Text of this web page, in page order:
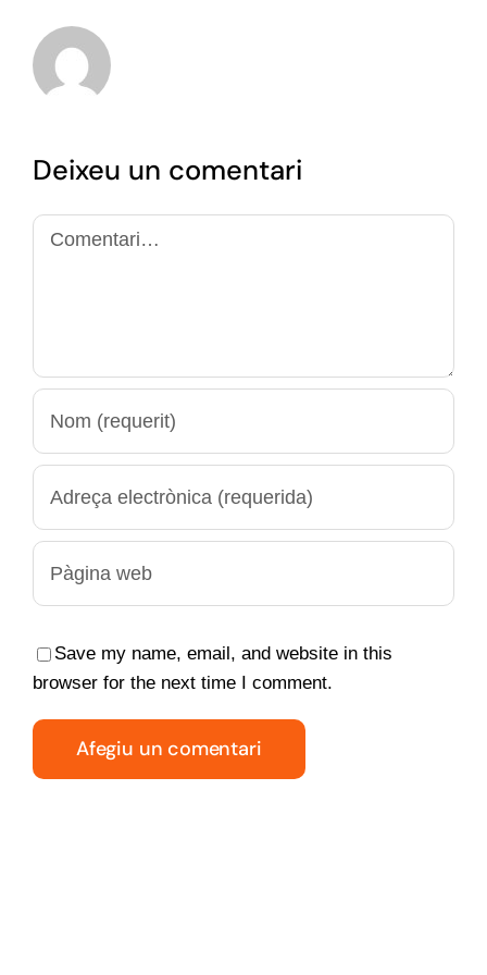
Deixeu un comentari
Comment
Save my name, email, and website in this
browser for the next time I comment.